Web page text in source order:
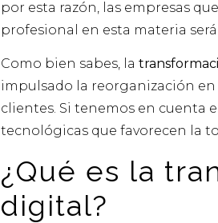
por esta razón, las empresas
profesional en esta materia
Como bien sabes, la
impulsado la reorganización
clientes. Si tenemos en cuenta
tecnológicas que favorecen la
¿Qué es la
digital?